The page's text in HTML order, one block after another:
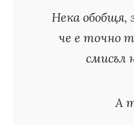
Нека обобщя,
че е точно
смисъл
А